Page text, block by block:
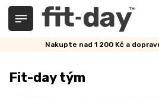
Přejít
obsah
Nakupte nad 1 200 Kč a
Fit-day tým